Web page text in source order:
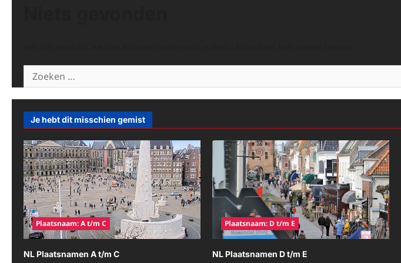
Zoeken
naar:
Je hebt dit misschien gemist
Plaatsnaam: A t/m C
NL Plaatsnamen A t/m C
Plaatsnaam: D t/m E
NL Plaatsnamen D t/m E